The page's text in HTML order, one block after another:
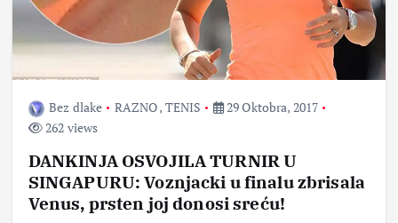
Bez dlake RAZNO, TENIS
29 Oktobra, 2017
262 views
DANKINJA OSVOJILA TURNIR U
SINGAPURU: Voznjacki u finalu zbrisala
Venus, prsten joj donosi sreću!